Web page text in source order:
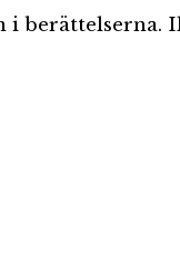
i berättelserna.